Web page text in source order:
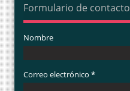
Formulario de contacto
Nombre
Correo electrónico *